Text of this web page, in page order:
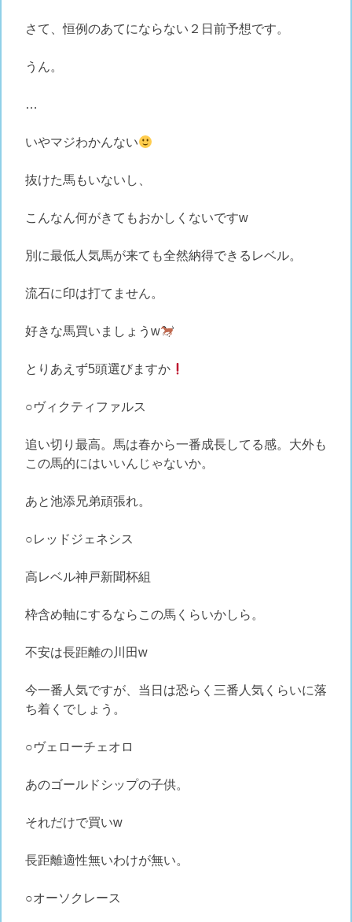
さて、恒例のあてにならない２日前予想です。
うん。
…
いやマジわかんない
抜けた馬もいないし、
こんなん何がきてもおかしくないですw
別に最低人気馬が来ても全然納得できるレベル。
流石に印は打てません。
好きな馬買いましょうw
とりあえず5頭選びますか
○ヴィクティファルス
追い切り最高。馬は春から一番成長してる感。大外も
この馬的にはいいんじゃないか。
あと池添兄弟頑張れ。
○レッドジェネシス
高レベル神戸新聞杯組
枠含め軸にするならこの馬くらいかしら。
不安は長距離の川田w
今一番人気ですが、当日は恐らく三番人気くらいに落
ち着くでしょう。
○ヴェローチェオロ
あのゴールドシップの子供。
それだけで買いw
長距離適性無いわけが無い。
○オーソクレース